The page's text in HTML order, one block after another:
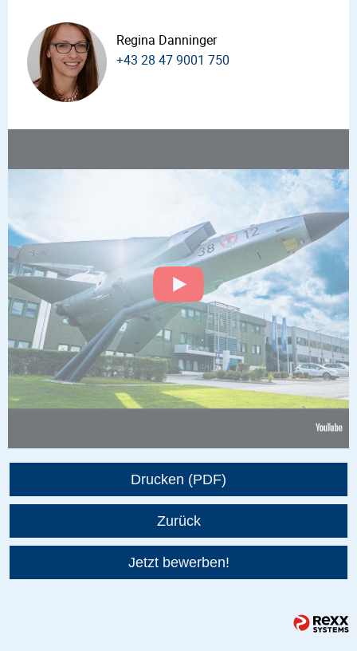
Regina Danninger
+43 28 47 9001 750
Drucken (PDF)
Zurück
Jetzt bewerben!